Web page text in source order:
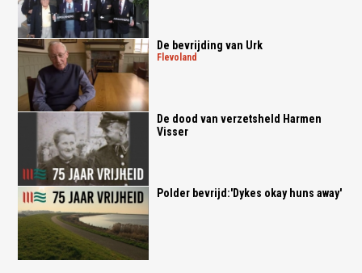
De bevrijding van Urk
flevoland
De dood van verzetsheld Harmen
Visser
Polder bevrijd:'Dykes okay huns away'